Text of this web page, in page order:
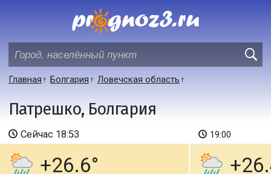
Главная Болгария Ловечская область
Патрешко, Болгария
Сейчас 18:53
+26.6
19:00